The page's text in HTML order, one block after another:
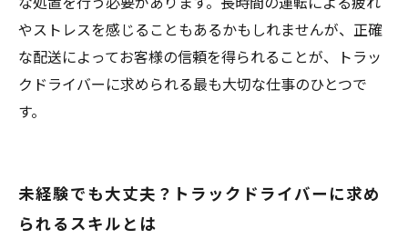
やストレスを感じることもあるかもしれませんが、正確
な配送によってお客様の信頼を得られることが、トラッ
クドライバーに求められる最も大切な仕事のひとつで
す。
未経験でも大丈夫？トラックドライバーに求め
られるスキルとは